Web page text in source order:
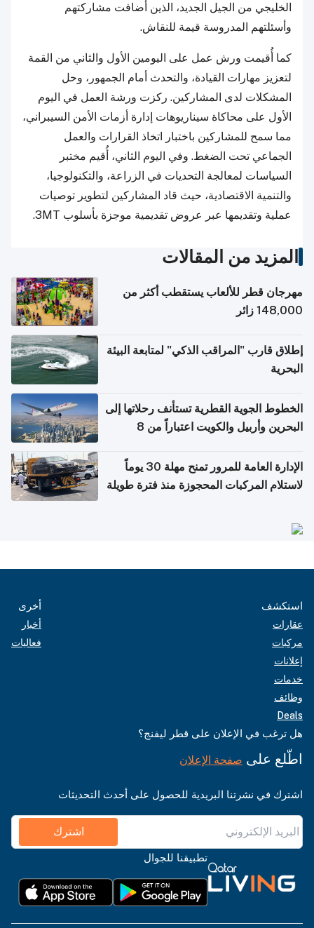
الخليجي من الجيل الجديد، الذين أضافت مشاركتهم
وأسئلتهم المدروسة قيمة للنقاش.
كما أُقيمت ورش عمل على اليومين الأول والثاني من القمة
لتعزيز مهارات القيادة، والتحدث أمام الجمهور، وحل
المشكلات لدى المشاركين. ركزت ورشة العمل في اليوم
الأول على محاكاة سيناريوهات إدارة أزمات الأمن السيبراني،
مما سمح للمشاركين باختبار اتخاذ القرارات والعمل
الجماعي تحت الضغط. وفي اليوم الثاني، أُقيم مختبر
السياسات لمعالجة التحديات في الزراعة، والتكنولوجيا،
والتنمية الاقتصادية، حيث قاد المشاركين لتطوير توصيات
عملية وتقديمها عبر عروض تقديمية موجزة بأسلوب 3MT.
المزيد من المقالات
مهرجان قطر للألعاب يستقطب أكثر من
148,000 زائر
إطلاق قارب "المراقب الذكي" لمتابعة البيئة
البحرية
الخطوط الجوية القطرية تستأنف رحلاتها إلى
البحرين وأربيل والكويت اعتباراً من 8
الإدارة العامة للمرور تمنح مهلة 30 يوماً
لاستلام المركبات المحجوزة منذ فترة طويلة
استكشف
عقارات
مركبات
إعلانات
خدمات
وظائف
Deals
أخرى
أخبار
فعاليات
هل ترغب في الإعلان على قطر ليفنج؟
اطّلع على صفحة الإعلان
اشترك في نشرتنا البريدية للحصول على أحدث التحديثات
اشترك
تطبيقنا للجوال